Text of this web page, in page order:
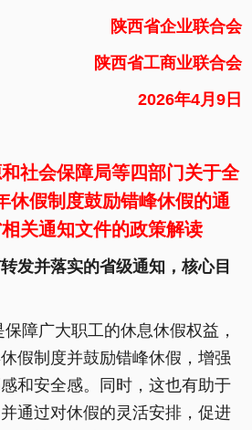
陕西省企业联合会
陕西省工商业联合会
2026年4月9日
和社会保障局等四部门关于全
休假制度鼓励错峰休假的通
关通知文件的政策解读
发并落实的省级通知，核心目
障广大职工的休息休假权益，
假制度并鼓励错峰休假，增强
和安全感。同时，这也有助于
通过对休假的灵活安排，促进